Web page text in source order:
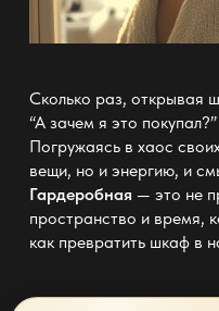
Сколько раз, открывая
“А зачем я это
Погружаясь в хаос
вещи, но и энергию, и
Гардеробная — это не
пространство и время,
как превратить шкафв